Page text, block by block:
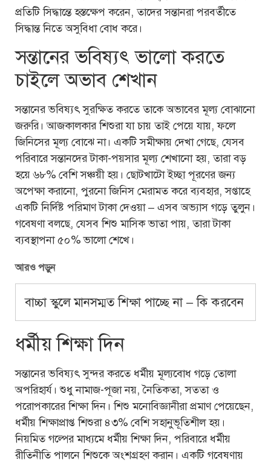
প্রতিটি সিদ্ধান্তে হস্তক্ষেপ করেন, তাদের সন্তানরা পরবর্তীতে
সিদ্ধান্ত নিতে অসুবিধা বোধ করে।
সন্তানের ভবিষ্যৎ ভালো করতে
চাইলে অভাব শেখান
সন্তানের ভবিষ্যৎ সুরক্ষিত করতে তাকে অভাবের মূল্য বোঝানো
জরুরি। আজকালকার শিশুরা যা চায় তাই পেয়ে যায়, ফলে
জিনিসের মূল্য বোঝে না। একটি সমীক্ষায় দেখা গেছে, যেসব
পরিবারে সন্তানদের টাকা-পয়সার মূল্য শেখানো হয়, তারা বড়
হয়ে ৬৮% বেশি সঞ্চয়ী হয়। ছোটখাটো ইচ্ছা পূরণের জন্য
অপেক্ষা করানো, পুরনো জিনিস মেরামত করে ব্যবহার, সপ্তাহে
একটি নির্দিষ্ট পরিমাণ টাকা দেওয়া – এসব অভ্যাস গড়ে তুলুন।
গবেষণা বলছে, যেসব শিশু মাসিক ভাতা পায়, তারা টাকা
ব্যবস্থাপনা ৫০% ভালো শেখে।
আরও পড়ুন
বাচ্চা স্কুলে মানসম্মত শিক্ষা পাচ্ছে না – কি করবেন
ধর্মীয় শিক্ষা দিন
সন্তানের ভবিষ্যৎ সুন্দর করতে ধর্মীয় মূল্যবোধ গড়ে তোলা
অপরিহার্য। শুধু নামাজ-পূজা নয়, নৈতিকতা, সততা ও
পরোপকারের শিক্ষা দিন। শিশু মনোবিজ্ঞানীরা প্রমাণ পেয়েছেন,
ধর্মীয় শিক্ষাপ্রাপ্ত শিশুরা ৪৩% বেশি সহানুভূতিশীল হয়।
নিয়মিত গল্পের মাধ্যমে ধর্মীয় শিক্ষা দিন, পরিবারে ধর্মীয়
রীতিনীতি পালনে শিশুকে অংশগ্রহণ করান। একটি গবেষণায়